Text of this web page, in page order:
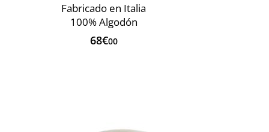
Fabricado en Italia
100% Algodón
68€00